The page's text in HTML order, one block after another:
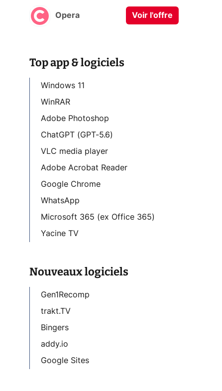
Opera Voir l'offre
Top app & logiciels
Windows 11
WinRAR
Adobe Photoshop
ChatGPT (GPT-5.6)
VLC media player
Adobe Acrobat Reader
Google Chrome
WhatsApp
Microsoft 365 (ex Office 365)
Yacine TV
Nouveaux logiciels
Gen1Recomp
trakt.TV
Bingers
addy.io
Google Sites